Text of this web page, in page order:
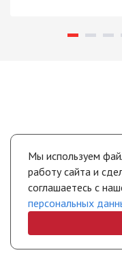
Мы используем
работу сайта и
соглашаетесь с
персональных